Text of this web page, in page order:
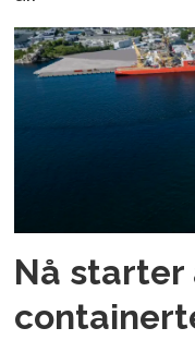
Nå starter